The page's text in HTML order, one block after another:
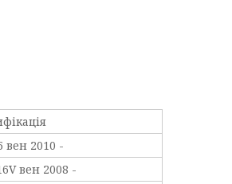
вен 2010 -
вен 2008 -